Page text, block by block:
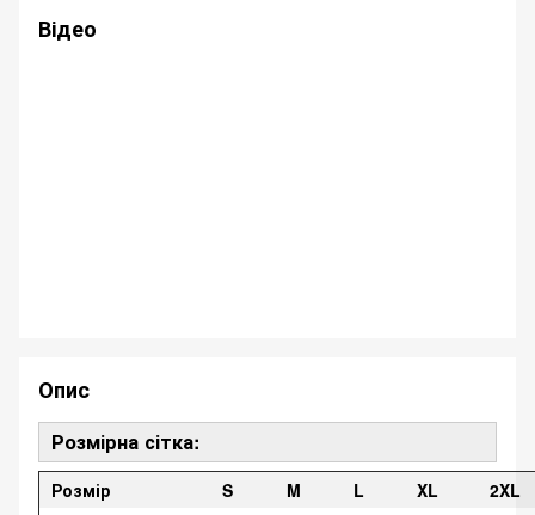
Відео
Опис
Розмірна сітка:
Розмір S M L XL
2XL